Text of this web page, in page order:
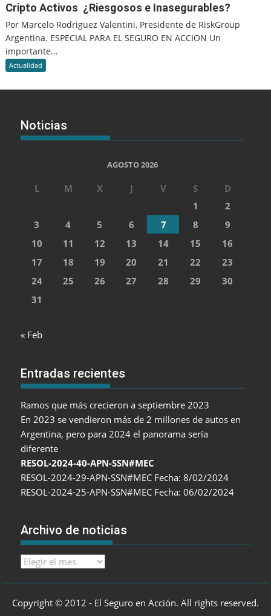
Cripto Activos ¿Riesgosos e Inasegurables?
Por Marcelo Rodriguez Valentini, Presidente de RiskGroup
Argentina. ESPECIAL PARA EL SEGURO EN ACCION Un
importante...
Actualidad
Noticias
AGOSTO 2026
L M X J V S
D
1
2
3
4 5 6 7 8
9
10
11 12 13 14 15
16
17
18 19 20 21 22
23
24
25 26 27 28 29
30
31
« Feb
Entradas recientes
Ramos que más crecieron a septiembre 2023
En 2023 se vendieron más de 2 millones de autos en
Argentina, pero para 2024 el panorama sería
diferente
RESOL-2024-40-APN-SSN#MEC
RESOL-2024-29-APN-SSN#MEC Fecha: 8/02/2024
RESOL-2024-25-APN-SSN#MEC Fecha: 06/02/2024
Archivo de noticias
Archivo
Copyright © 2012 - El Seguro en Acción. All rights reserved.